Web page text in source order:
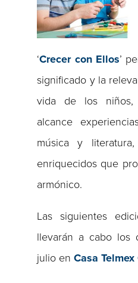
‘Crecer con Ellos’
significado y la
vida de los
alcance
música y
enriquecidos que
armónico.
Las siguientes
llevarán a cabo los
julio enCasa